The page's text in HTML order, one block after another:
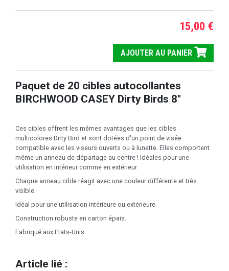
15,00 €
AJOUTER AU PANIER
Paquet de 20 cibles autocollantes
BIRCHWOOD CASEY Dirty Birds 8"
Ces cibles offrent les mêmes avantages que les cibles
multicolores Dirty Bird et sont dotées d'un point de visée
compatible avec les viseurs ouverts ou à lunette. Elles comportent
même un anneau de départage au centre ! Idéales pour une
utilisation en intérieur comme en extérieur.
Chaque anneau cible réagit avec une couleur différente et très
visible.
Idéal pour une utilisation intérieure ou extérieure.
Construction robuste en carton épais.
Fabriqué aux Etats-Unis.
Article lié :